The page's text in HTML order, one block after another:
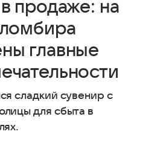
продаже: на
главные
сладкий сувенир с
для сбыта в